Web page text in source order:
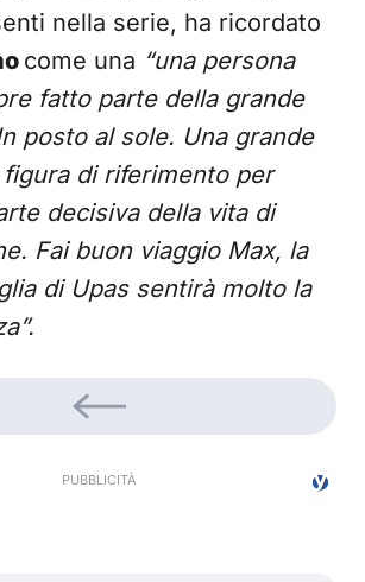
nella serie, ha ricordato
come una “una persona
fatto parte della grande
posto al sole. Una grande
di riferimento per
decisiva della vita di
Fai buon viaggio Max, la
di Upas sentirà molto la